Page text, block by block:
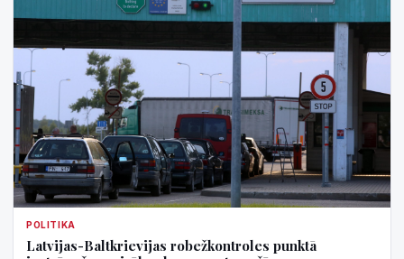
POLITIKA
Latvijas-Baltkrievijas robežkontroles punktā